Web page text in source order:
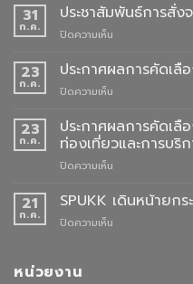
31
ก.ค.
ประชาสัมพันธ์การสั่
ปิดความเห็น
การ
ครุย
ประจำ
2568
23
ก.ค.
ประกาศผลการคัดเ
ปิดความเห็น
ผล
การ
คัด
ประจำ
23
ก.ค.
ประกาศผลการคัดเลื
ท่องเที่ยวและการบริ
ปิดความเห็น
ผล
21
ก.ค.
SPUKK เดินหน้าย
ปิดความเห็น
หน่วยงาน